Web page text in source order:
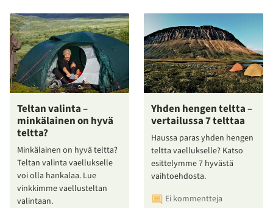
Teltan valinta –
minkälainen on hyvä
teltta?
Minkälainen on hyvä teltta?
Teltan valinta vaellukselle
voi olla hankalaa. Lue
vinkkimme vaellusteltan
valintaan.
Yhden hengen teltta –
vertailussa 7 telttaa
Haussa paras yhden hengen
teltta vaellukselle? Katso
esittelymme 7 hyvästä
vaihtoehdosta.
Ei kommentteja